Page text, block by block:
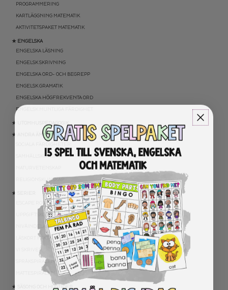
PROGRAMMERING
KARTLÄGGNING MATEMATIK
AKTIVITETSPAKET MATEMATIK
★ ENGELSKA
ENGELSKA LÄSNING
ENGELSK SKRIVNING
ENGELSKA ORD- OCH BEGREPP
ENGELSK GRAMATIK
ENGELSKA HÖGFREKVENTA ORD
ENGELSK MUNTLIGA FÄRDIGHET
★ UTOMHUSPEDAGOGIK
★ ANDRA ÄMNEN
SAMHÄLLSKUNSKAP
RELIGIONSKUNSKAP
★ SERIER
ESCAPE ROOMS
UPPGIFTSKORT SVENSKA
NIVÅINDELADE LÄSTEXTER
LÄSKORT FAKTA
VI SKRIVER
SPRÅKSPIRALEN
MATTESPIRALEN
★ SÄSONG OCH HÖGTIDER